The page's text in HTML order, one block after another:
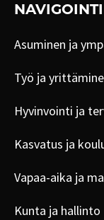
NAVIGOINTI
Asuminen ja
Työ ja
Hyvinvointi ja
Kasvatus ja
Vapaa-aika ja
Kunta ja hallinto